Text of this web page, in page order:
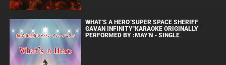
WHAT'S A HERO"SUPER SPACE SHERIFF
GAVAN INFINITY"KARAOKE ORIGINALLY
PERFORMED BY :MAY'N - SINGLE